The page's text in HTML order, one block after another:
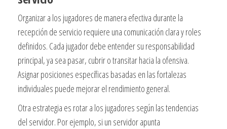
Organizar a los jugadores de manera efectiva durante la
recepción de servicio requiere una comunicación clara y roles
definidos. Cada jugador debe entender su responsabilidad
principal, ya sea pasar, cubrir o transitar hacia la ofensiva.
Asignar posiciones específicas basadas en las fortalezas
individuales puede mejorar el rendimiento general.
Otra estrategia es rotar a los jugadores según las tendencias
del servidor. Por ejemplo, si un servidor apunta